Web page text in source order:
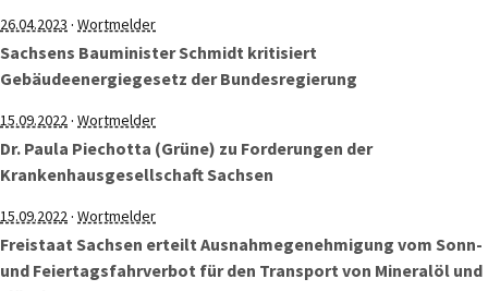
26.04.2023 · Wortmelder
Sachsens Bauminister Schmidt kritisiert
Gebäudeenergiegesetz der Bundesregierung
15.09.2022· Wortmelder
Dr. Paula Piechotta (Grüne) zu Forderungen der
Krankenhausgesellschaft Sachsen
15.09.2022· Wortmelder
Freistaat Sachsen erteilt Ausnahmegenehmigung vom Sonn-
und Feiertagsfahrverbot für den Transport von Mineralöl und